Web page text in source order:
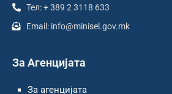
Тел: + 389 2 3118 633
Email: info@minisel.gov.mk
За Агенцијата
За агенцијата